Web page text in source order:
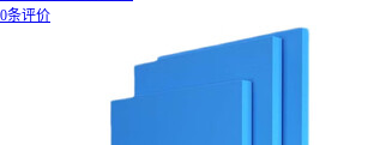
0条评价